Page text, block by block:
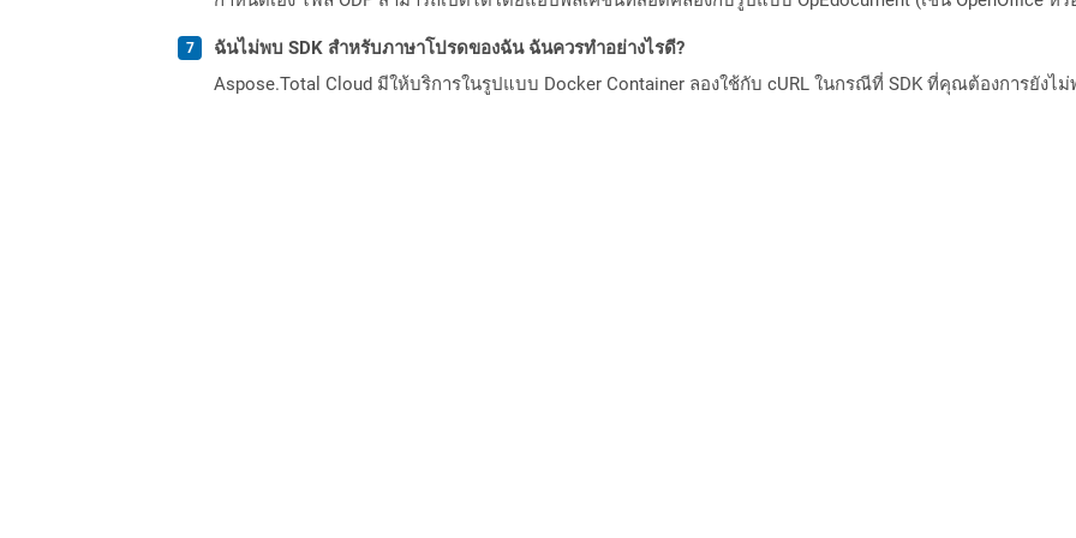
ฉันไม่พบ SDK สำหรับภาษาโปรดของฉัน ฉันควรทำอย่างไรดี?
Aspose.Total Cloud มีให้บริการในรูปแบบ Docker Container ลองใช้กับ cURL ในกรณีที่ SDK ที่คุณต้องการยังไ